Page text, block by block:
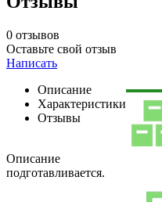
0 отзывов
Оставьте свой отзыв
Написать
Описание
Характеристики
Отзывы
Описание
подготавливается.